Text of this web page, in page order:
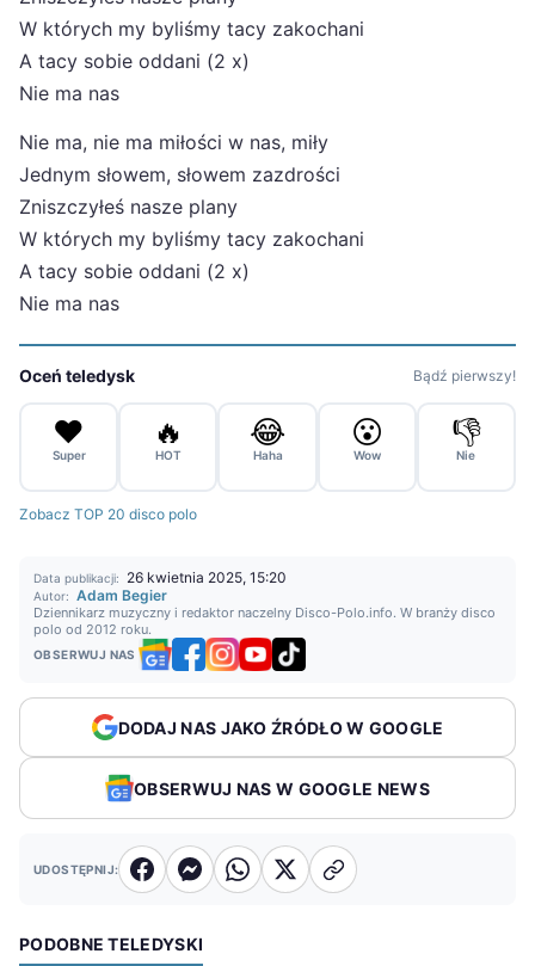
W których my byliśmy tacy zakochani
A tacy sobie oddani (2 x)
Nie ma nas
Nie ma, nie ma miłości w nas, miły
Jednym słowem, słowem zazdrości
Zniszczyłeś nasze plany
W których my byliśmy tacy zakochani
A tacy sobie oddani (2 x)
Nie ma nas
Oceń teledysk Bądź pierwszy!
❤️
Super
🔥
HOT
😂
Haha
😮
Wow
👎
Nie
Zobacz TOP 20 disco polo
Data publikacji: 26 kwietnia 2025, 15:20
Autor: Adam Begier
Dziennikarz muzyczny i redaktor naczelny Disco-Polo.info. W branży disco
polo od 2012 roku.
OBSERWUJ NAS
DODAJ NAS JAKO ŹRÓDŁO W GOOGLE
OBSERWUJ NAS W GOOGLE NEWS
UDOSTĘPNIJ:
PODOBNE TELEDYSKI